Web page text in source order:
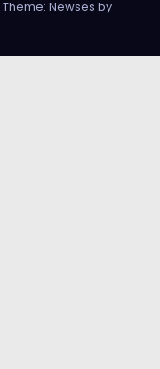
Theme: Newses by